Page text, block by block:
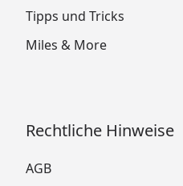
Tipps und Tricks
Miles & More
Rechtliche Hinweise
AGB